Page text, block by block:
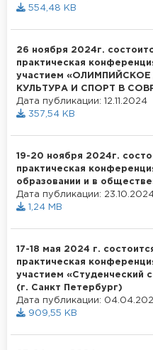
554,48 KB
26 ноября 2024г.
практическая
участием
КУЛЬТУРА И СПОРТ В
Дата публикации: 12.11.2024
357,54 KB
19-20 ноября 2024г.
практическая
образовании и в
Дата публикации:
1,24 MB
17-18 мая 2024 г.
практическая
участием «Студенческий
(г. Санкт Петербург)
Дата публикации:
909,55 KB